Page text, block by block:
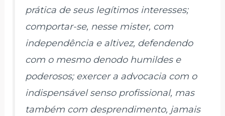
prática de seus legítimos interesses;
comportar-se, nesse mister, com
independência e altivez, defendendo
com o mesmo denodo humildes e
poderosos; exercer a advocacia com o
indispensável senso profissional, mas
também com desprendimento, jamais